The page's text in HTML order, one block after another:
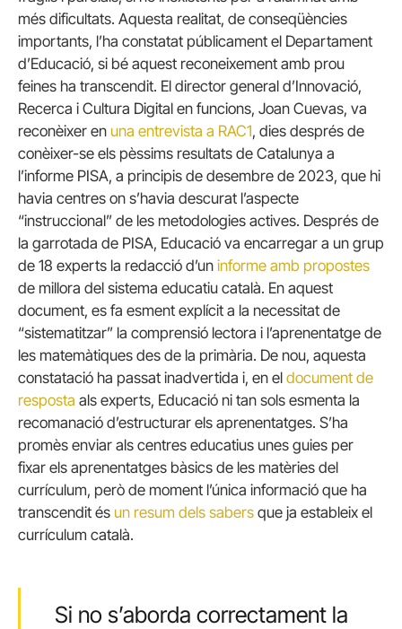
més dificultats. Aquesta realitat, de conseqüències
importants, l’ha constatat públicament el Departament
d’Educació, si bé aquest reconeixement amb prou
feines ha transcendit. El director general d’Innovació,
Recerca i Cultura Digital en funcions, Joan Cuevas, va
reconèixer en una entrevista a RAC1, dies després de
conèixer-se els pèssims resultats de Catalunya a
l’informe PISA, a principis de desembre de 2023, que hi
havia centres on s’havia descurat l’aspecte
“instruccional” de les metodologies actives. Després de
la garrotada de PISA, Educació va encarregar a un grup
de 18 experts la redacció d’un informe amb propostes
de millora del sistema educatiu català. En aquest
document, es fa esment explícit a la necessitat de
“sistematitzar” la comprensió lectora i l’aprenentatge de
les matemàtiques des de la primària. De nou, aquesta
constatació ha passat inadvertida i, en el document de
resposta als experts, Educació ni tan sols esmenta la
recomanació d’estructurar els aprenentatges. S’ha
promès enviar als centres educatius unes guies per
fixar els aprenentatges bàsics de les matèries del
currículum, però de moment l’única informació que ha
transcendit és un resum dels sabers que ja estableix el
currículum català.
Si no s’aborda correctament la